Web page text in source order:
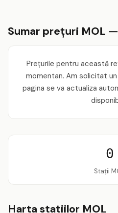
Sumar prețuri MOL
Prețurile pentru această
momentan. Am solicitat
pagina se va actualiza
0
Stații
Harta stațiilor MOL